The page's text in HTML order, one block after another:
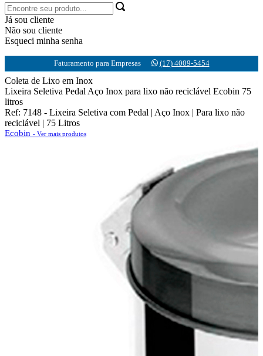
Já sou cliente
Não sou cliente
Esqueci minha senha
Faturamento para Empresas (17) 4009-5454
Coleta de Lixo em Inox
Lixeira Seletiva Pedal Aço Inox para lixo não reciclável Ecobin 75
litros
Ref: 7148 - Lixeira Seletiva com Pedal | Aço Inox | Para lixo não
reciclável | 75 Litros
Ecobin - Ver mais produtos